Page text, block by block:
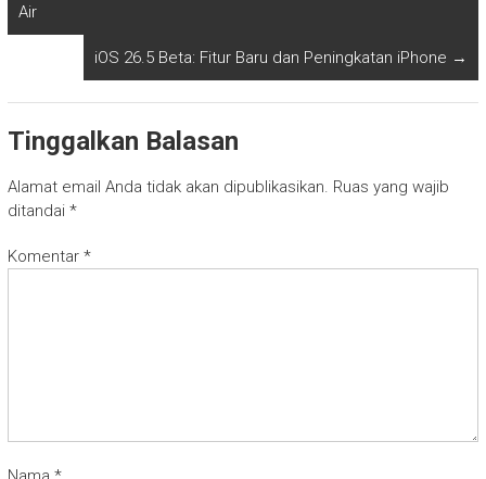
Air
iOS 26.5 Beta: Fitur Baru dan Peningkatan iPhone →
Tinggalkan Balasan
Alamat email Anda tidak akan dipublikasikan. Ruas yang wajib
ditandai *
Komentar *